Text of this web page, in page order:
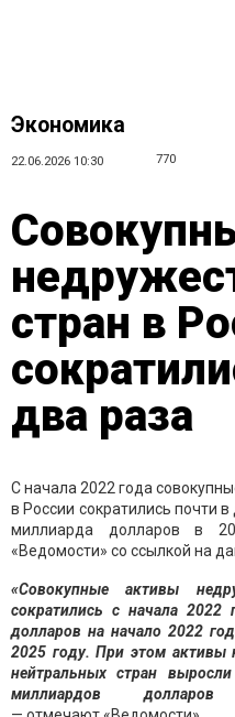
Экономика
22.06.2026 10:30 770
стран в
два раза
С начала 2022 года
в России сократились почти
миллиарда долларов в
«Ведомости» со ссылкой на
«Совокупные активы
сократились с начала
долларов на начало 2022
2025 году. При этом активы
нейтральных стран
миллиардов